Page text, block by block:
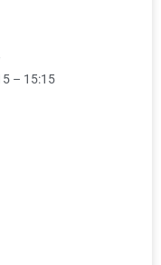
– 15:15